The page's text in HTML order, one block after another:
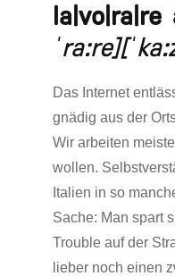
la|vo|ra|re
Das Internet
gnädig aus der
Wir arbeiten
wollen.
Italien in so
Sache: Man spart
Trouble auf der
lieber noch einen